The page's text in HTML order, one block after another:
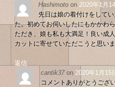
ナ
ビ
ゲ
ー
シ
ョ
ゲ
ー
シ
ョ
ン
Hashimoto on 2020年1月
先日は娘の着付けをして
た。初めてお伺いしたにもかかわ
ただき、娘も私も大満足！良い成
カットに寄せていただこうと思い
返信
cantik37on 2020年1月15
コメントありがとうござ